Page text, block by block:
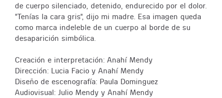
de cuerpo silenciado, detenido, endurecido por el dolor.
"Tenías la cara gris", dijo mi madre. Esa imagen queda
como marca indeleble de un cuerpo al borde de su
desaparición simbólica.
Creación e interpretación: Anahí Mendy
Dirección: Lucia Facio y Anahí Mendy
Diseño de escenografía: Paula Dominguez
Audiovisual: Julio Mendy y Anahí Mendy